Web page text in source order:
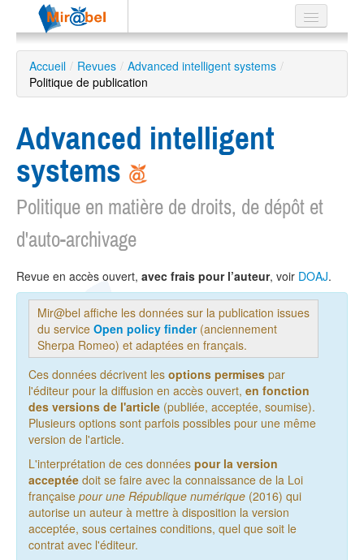
Le réseau
Soutien
Recherche
avancée
EN
?
Accueil / Revues / Advanced intelligent systems /
Politique de publication
Advanced intelligent
systems
Politique en matière de droits, de dépôt et
d'auto-archivage
Revue en accès ouvert, avec frais pour l’auteur, voir DOAJ.
Mir@bel affiche les données sur la publication issues
du service Open policy finder(anciennement
Sherpa Romeo) et adaptées en français.
Ces données décrivent les options permises par
l'éditeur pour la diffusion en accès ouvert, en fonction
des versions de l'article (publiée, acceptée, soumise).
Plusieurs options sont parfois possibles pour une même
version de l'article.
L'interprétation de ces données pour la version
acceptée doit se faire avec la connaissance de la Loi
française pour une République numérique (2016) qui
autorise un auteur à mettre à disposition la version
acceptée, sous certaines conditions, quel que soit le
contrat avec l'éditeur.